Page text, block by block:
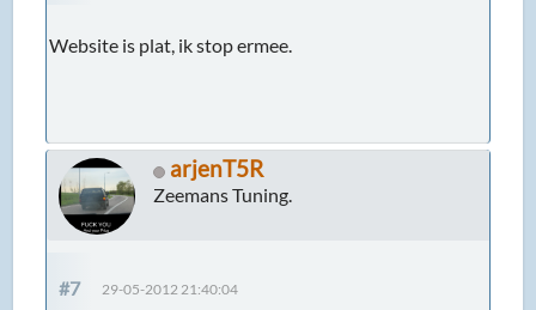
Website is plat, ik stop ermee.
arjenT5R
Zeemans Tuning.
#7 29-05-2012 21:40:04